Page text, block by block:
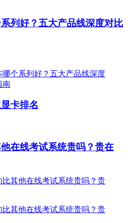
列好？五大产品线深度对比
卡排名
在线考试系统贵吗？贵在